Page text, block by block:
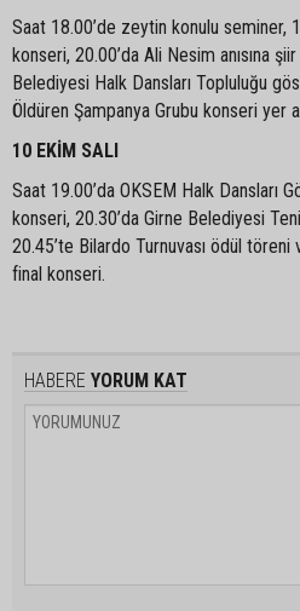
Saat 18.00’de zeytin konulu seminer,
konseri, 20.00’da Ali Nesim anısına
Belediyesi Halk Dansları Topluluğu
Öldüren Şampanya Grubu konseri yer
10 EKİM SALI
Saat 19.00’da OKSEM Halk Dansları
konseri, 20.30’da Girne Belediyesi
20.45’te Bilardo Turnuvası ödül
final konseri.
HABERE YORUM KAT